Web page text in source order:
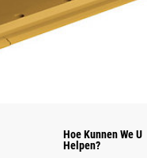
Hoe Kunnen We U
Helpen?